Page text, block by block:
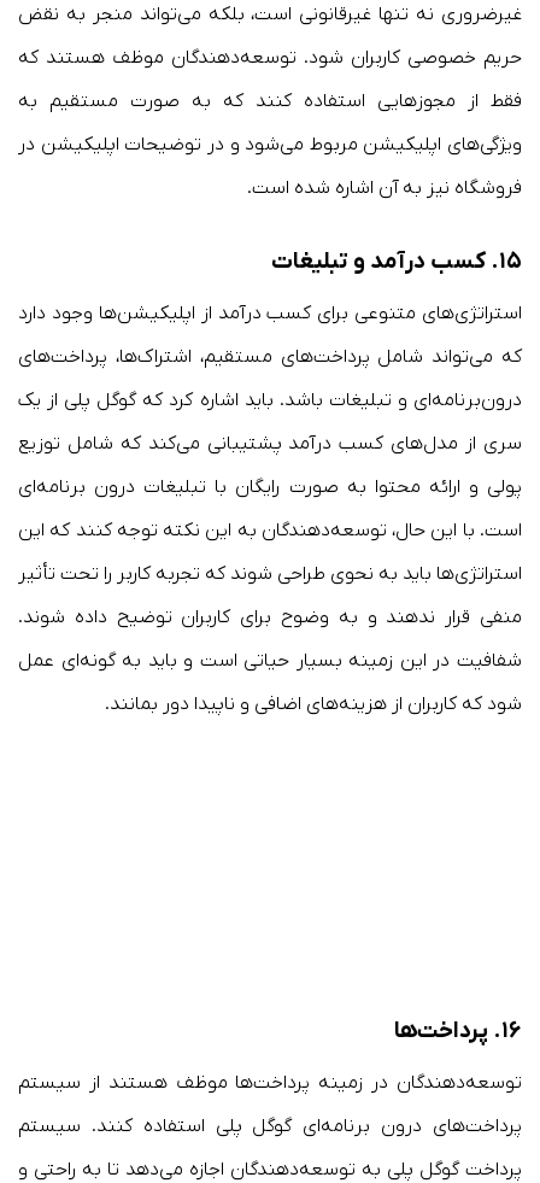
غیرضروری نه تنها غیرقانونی است، بلکه می‌تواند منجر به نقض
حریم خصوصی کاربران شود. توسعه‌دهندگان موظف هستند که
فقط از مجوزهایی استفاده کنند که به صورت مستقیم به
ویژگی‌های اپلیکیشن مربوط می‌شود و در توضیحات اپلیکیشن در
فروشگاه نیز به آن اشاره شده است.
۱۵. کسب درآمد و تبلیغات
استراتژی‌های متنوعی برای کسب درآمد از اپلیکیشن‌ها وجود دارد
که می‌تواند شامل پرداخت‌های مستقیم، اشتراک‌ها، پرداخت‌های
درون‌برنامه‌ای و تبلیغات باشد. باید اشاره کرد که گوگل پلی از یک
سری از مدل‌های کسب درآمد پشتیبانی می‌کند که شامل توزیع
پولی و ارائه محتوا به صورت رایگان با تبلیغات درون برنامه‌ای
است. با این حال، توسعه‌دهندگان به این نکته توجه کنند که این
استراتژی‌ها باید به نحوی طراحی شوند که تجربه کاربر را تحت تأثیر
منفی قرار ندهند و به وضوح برای کاربران توضیح داده شوند.
شفافیت در این زمینه بسیار حیاتی است و باید به گونه‌ای عمل
شود که کاربران از هزینه‌های اضافی و ناپیدا دور بمانند.
۱۶. پرداخت‌ها
توسعه‌دهندگان در زمینه پرداخت‌ها موظف هستند از سیستم
پرداخت‌های درون برنامه‌ای گوگل پلی استفاده کنند. سیستم
پرداخت گوگل پلی به توسعه‌دهندگان اجازه می‌دهد تا به راحتی و